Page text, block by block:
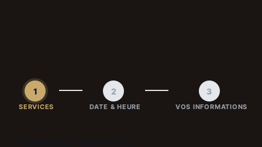
1
SERVICES
2
DATE & HEURE
3
VOS INFORMATIONS